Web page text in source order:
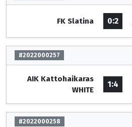
FK Slatina 0:2
#2022000257
AIK Kattohaikaras
WHITE
1:4
#2022000258